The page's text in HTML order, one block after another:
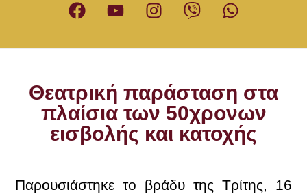
Θεατρική παράσταση στα
πλαίσια των 50χρονων
εισβολής και κατοχής
Παρουσιάστηκε το βράδυ της Τρίτης, 16